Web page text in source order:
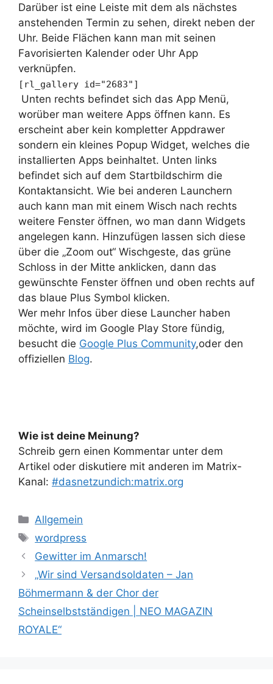
Darüber ist eine Leiste mit dem als nächstes
anstehenden Termin zu sehen, direkt neben der
Uhr. Beide Flächen kann man mit seinen
Favorisierten Kalender oder Uhr App
verknüpfen.
[rl_gallery id="2683"]
Unten rechts befindet sich das App Menü,
worüber man weitere Apps öffnen kann. Es
erscheint aber kein kompletter Appdrawer
sondern ein kleines Popup Widget, welches die
installierten Apps beinhaltet. Unten links
befindet sich auf dem Startbildschirm die
Kontaktansicht. Wie bei anderen Launchern
auch kann man mit einem Wisch nach rechts
weitere Fenster öffnen, wo man dann Widgets
angelegen kann. Hinzufügen lassen sich diese
über die „Zoom out“ Wischgeste, das grüne
Schloss in der Mitte anklicken, dann das
gewünschte Fenster öffnen und oben rechts auf
das blaue Plus Symbol klicken.
Wer mehr Infos über diese Launcher haben
möchte, wird im Google Play Store fündig,
besucht die Google Plus Community,oder den
offiziellen Blog.
Wie ist deine Meinung?
Schreib gern einen Kommentar unter dem
Artikel oder diskutiere mit anderen im Matrix-
Kanal: #dasnetzundich:matrix.org
Kategorien
Allgemein
Schlagwörter
wordpress
Gewitter im Anmarsch!
„Wir sind Versandsoldaten – Jan
Böhmermann & der Chor der
Scheinselbstständigen | NEO MAGAZIN
ROYALE“